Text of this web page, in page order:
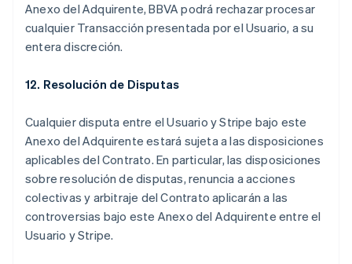
Anexo del Adquirente, BBVA podrá rechazar procesar
cualquier Transacción presentada por el Usuario, a su
entera discreción.
12. Resolución de Disputas
Cualquier disputa entre el Usuario y Stripe bajo este
Anexo del Adquirente estará sujeta a las disposiciones
aplicables del Contrato. En particular, las disposiciones
sobre resolución de disputas, renuncia a acciones
colectivas y arbitraje del Contrato aplicarán a las
controversias bajo este Anexo del Adquirente entre el
Usuario y Stripe.
Australia
English
Austria
DeutschEnglish